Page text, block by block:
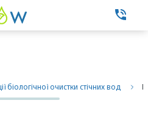
біологічної очистки стічних вод